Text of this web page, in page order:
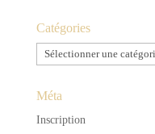
Catégories
Catégories
Méta
Inscription